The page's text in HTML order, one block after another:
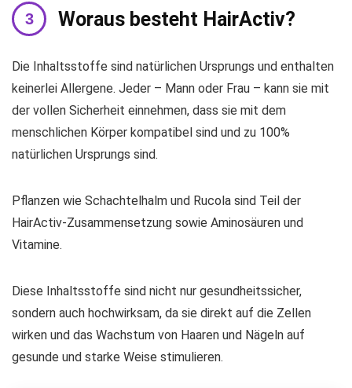
Woraus besteht HairActiv?
Die Inhaltsstoffe sind natürlichen Ursprungs und enthalten
keinerlei Allergene. Jeder – Mann oder Frau – kann sie mit
der vollen Sicherheit einnehmen, dass sie mit dem
menschlichen Körper kompatibel sind und zu 100%
natürlichen Ursprungs sind.
Pflanzen wie Schachtelhalm und Rucola sind Teil der
HairActiv-Zusammensetzung sowie Aminosäuren und
Vitamine.
Diese Inhaltsstoffe sind nicht nur gesundheitssicher,
sondern auch hochwirksam, da sie direkt auf die Zellen
wirken und das Wachstum von Haaren und Nägeln auf
gesunde und starke Weise stimulieren.